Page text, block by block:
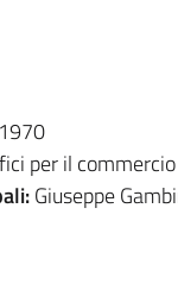
1970
per il commercio
Giuseppe